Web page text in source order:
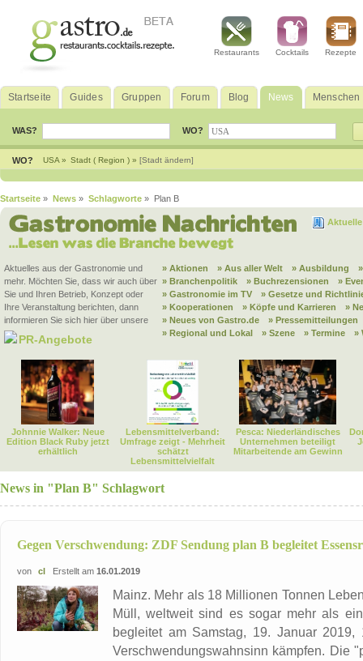
Restaurants Cocktails Rezepte
Startseite Guides Gruppen Forum Blog News Menschen
WAS? WO?
WO? USA » Stadt ( Region ) » [Stadt ändern]
Startseite » News » Schlagworte » Plan B
Aktuelles aus der Gastronomie und
mehr. Möchten Sie, dass wir auch über
Sie und Ihren Betrieb, Konzept oder
Ihre Veranstaltung berichten, dann
informieren Sie sich hier über unsere
PR-Angebote
» Aktionen » Aus aller Welt » Ausbildung
» Branchenpolitik
» Buchrezensionen
»
» Gastronomie im TV
» Gesetze und
» Kooperationen
» Köpfe und Karrieren
»
» Neues von Gastro.de
» Pressemitteilungen
» Regional und Lokal
» Szene » Termine »
Johnnie Walker: Neue
Edition Black Ruby jetzt
erhältlich
Lebensmittelverband:
Umfrage zeigt - Mehrheit
schätzt
Lebensmittelvielfalt
Pesca: Niederländisches
Unternehmen beteiligt
Mitarbeitende am Gewinn
News in "Plan B" Schlagwort
Gegen Verschwendung: ZDF Sendung plan B begleitet
von cl Erstellt am 16.01.2019
Mainz. Mehr als 18 Millionen Tonnen
Müll, weltweit sind es sogar mehr als
begleitet am Samstag, 19. Januar
Verschwendungswahnsinn kämpfen. Die